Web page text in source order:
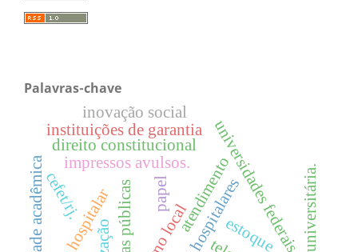
Palavras-chave
atendimentouniversidades federais.
papel
impressos avulsos.
liberdade acadêmica
direito constitucional
instituições de garantia
inovação social
estoque
cefet/rj.